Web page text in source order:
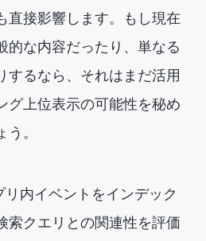
直接影響します。もし現在
的な内容だったり、単なる
するなら、それはまだ活用
グ上位表示の可能性を秘め
。
内イベントをインデック
索クエリとの関連性を評価